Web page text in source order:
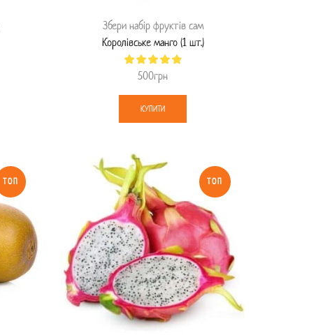
Збери набір фруктів сам
Королівське манго (1 шт.)
500грн
КУПИТИ
ТОП ТОП